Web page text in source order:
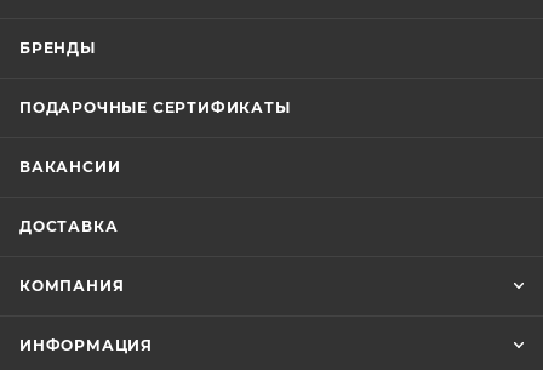
БРЕНДЫ
ПОДАРОЧНЫЕ СЕРТИФИКАТЫ
ВАКАНСИИ
ДОСТАВКА
КОМПАНИЯ
ИНФОРМАЦИЯ